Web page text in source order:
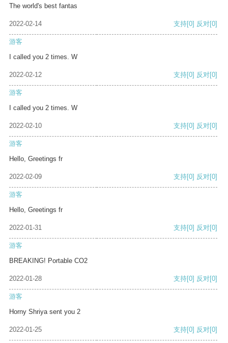
The world's best fantas
2022-02-14 支持[0] 反对[0]
游客
I called you 2 times. W
2022-02-12 支持[0] 反对[0]
游客
I called you 2 times. W
2022-02-10 支持[0] 反对[0]
游客
Hello, Greetings fr
2022-02-09 支持[0] 反对[0]
游客
Hello, Greetings fr
2022-01-31 支持[0] 反对[0]
游客
BREAKING! Portable CO2
2022-01-28 支持[0] 反对[0]
游客
Horny Shriya sent you 2
2022-01-25 支持[0] 反对[0]